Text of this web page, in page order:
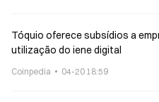
Tóquio oferece subsídios a
utilização do iene digital
Coinpedia 04-20 18:59